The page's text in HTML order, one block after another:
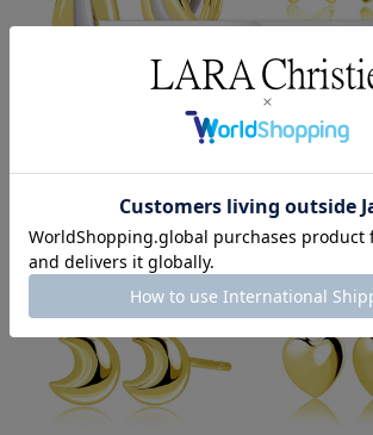
ィース pt900 プラチナ K18 ゴ
ールド 18金 地金コンビ枠
ピアス 両耳 レ
星 プティ モチ
ド 18金 le56-
クーポンコード
AUG3